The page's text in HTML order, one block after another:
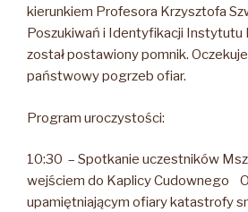
kierunkiem Profesora Krzysztofa
Poszukiwań i Identyfikacji Instytutu
został postawiony pomnik.
państwowy pogrzeb ofiar.
Program uroczystości:
10:30 – Spotkanie uczestników
wejściem do Kaplicy Cudownego
upamiętniającym ofiary katastrofy